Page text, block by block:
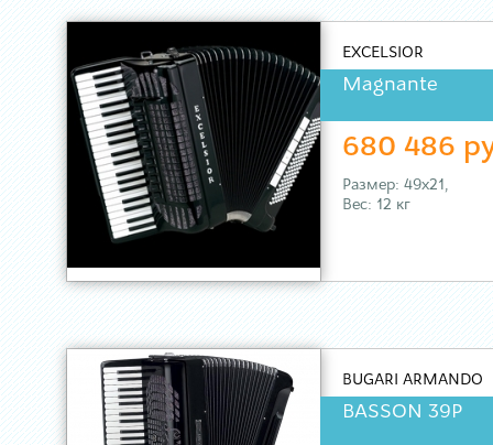
EXCELSIOR
Magnante
680 486
Размер: 49х21,
Вес: 12 кг
BUGARI ARMANDO
BASSON 39P